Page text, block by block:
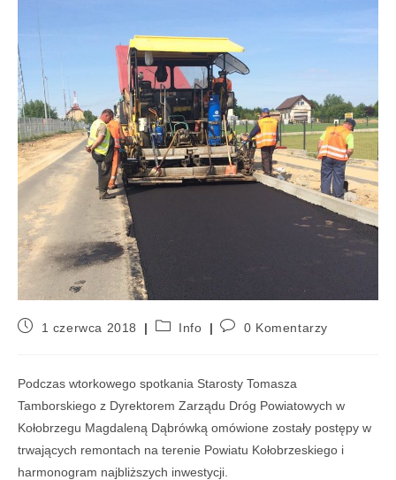
1 czerwca 2018 Info 0 Komentarzy
Podczas wtorkowego spotkania Starosty Tomasza
Tamborskiego z Dyrektorem Zarządu Dróg Powiatowych w
Kołobrzegu Magdaleną Dąbrówką omówione zostały postępy w
trwających remontach na terenie Powiatu Kołobrzeskiego i
harmonogram najbliższych inwestycji.